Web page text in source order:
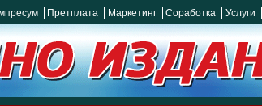
Претплата Маркетинг Соработка Услуги